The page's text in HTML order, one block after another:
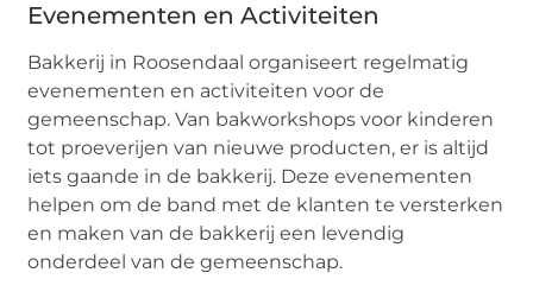
Evenementen en Activiteiten
Bakkerij in Roosendaal organiseert regelmatig
evenementen en activiteiten voor de
gemeenschap. Van bakworkshops voor kinderen
tot proeverijen van nieuwe producten, er is altijd
iets gaande in de bakkerij. Deze evenementen
helpen om de band met de klanten te versterken
en maken van de bakkerij een levendig
onderdeel van de gemeenschap.